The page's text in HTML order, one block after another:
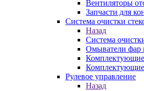
Вентиляторы
Запчасти для
Система очистки
Назад
Система
Омыватели фар
Комплектующие
Комплектующие
Рулевое управление
Назад